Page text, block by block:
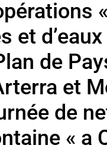
et
de
et
de
« a